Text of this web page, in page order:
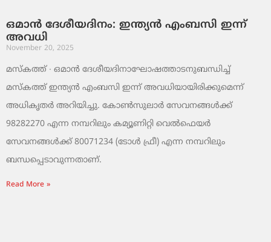
ഒമാൻ ദേശീയദിനം: ഇന്ത്യൻ എംബസി ഇന്ന്
അവധി
November 20, 2025
മസ്‌കത്ത് ∙ ഒമാൻ ദേശീയദിനാഘോഷത്താടനുബന്ധിച്ച്
മസ്‌കത്ത് ഇന്ത്യൻ എംബസി ഇന്ന് അവധിയായിരിക്കുമെന്ന്
അധികൃതർ അറിയിച്ചു. കോൺസുലാർ സേവനങ്ങൾക്ക്
98282270 എന്ന നമ്പറിലും കമ്യൂണിറ്റി വെൽഫെയർ
സേവനങ്ങൾക്ക് 80071234 (ടോൾ ഫ്രീ) എന്ന നമ്പറിലും
ബന്ധപ്പെടാവുന്നതാണ്.
Read More »